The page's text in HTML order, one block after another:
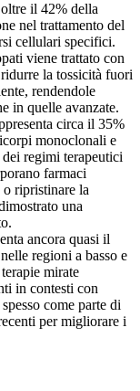
il 42% della
nel trattamento del
cellulari specifici.
viene trattato con
la tossicità fuori
rendendole
in quelle avanzate.
circa il 35%
monoclonali e
regimi terapeutici
farmaci
ripristinare la
una
ancora quasi il
regioni a basso e
mirate
in contesti con
come parte di
per migliorare i